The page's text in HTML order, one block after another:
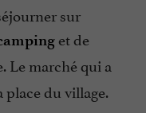
sur
et de
Le marché qui a
du village.